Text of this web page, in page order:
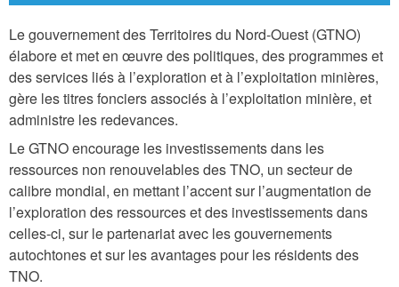
Le gouvernement des Territoires du Nord-Ouest (GTNO)
élabore et met en œuvre des politiques, des programmes et
des services liés à l’exploration et à l’exploitation minières,
gère les titres fonciers associés à l’exploitation minière, et
administre les redevances.
Le GTNO encourage les investissements dans les
ressources non renouvelables des TNO, un secteur de
calibre mondial, en mettant l’accent sur l’augmentation de
l’exploration des ressources et des investissements dans
celles-ci, sur le partenariat avec les gouvernements
autochtones et sur les avantages pour les résidents des
TNO.